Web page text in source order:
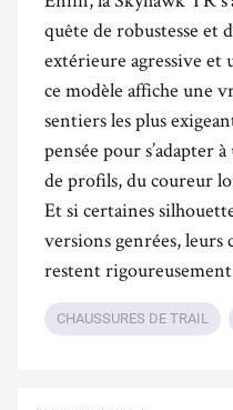
quête de robustesse et
extérieure agressive
ce modèle affiche une
sentiers les plus
pensée pour s’adapter
de profils, du coureur
Et si certaines
versions genrées, leurs
restent
CHAUSSURES DE TRAIL